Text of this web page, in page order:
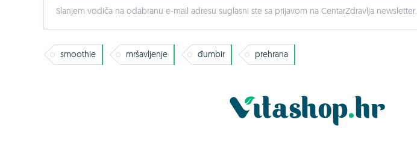
Slanjem vodiča na odabranu e-mail adresu suglasni ste sa prijavom na CentarZdravlja newsletter.
smoothie mršavljenje đumbir prehrana